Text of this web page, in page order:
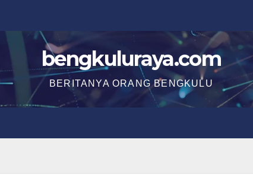
bengkuluraya.com
BERITANYA ORANG BENGKULU